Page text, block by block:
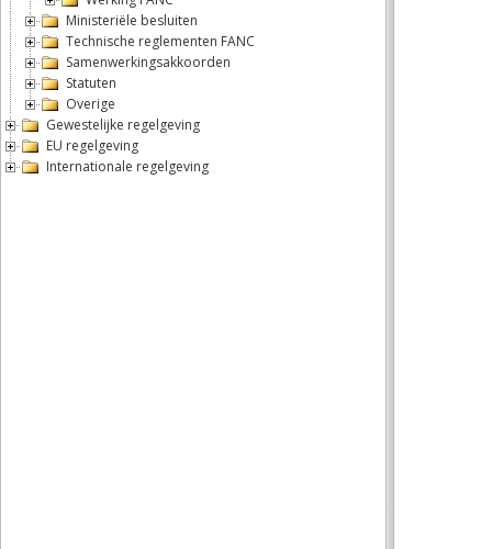
Ministeriële besluiten
Technische reglementen FANC
Samenwerkingsakkoorden
Statuten
Overige
Gewestelijke regelgeving
EU regelgeving
Internationale regelgeving